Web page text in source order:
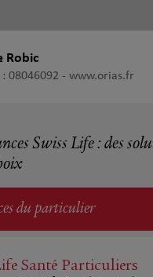
Robic
: 08046092 - www.orias.fr
Swiss Life : des
du particulier
Santé Particuliers